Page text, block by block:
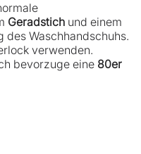
Geradstich und einem
des Waschhandschuhs.
verwenden.
bevorzuge eine 80er